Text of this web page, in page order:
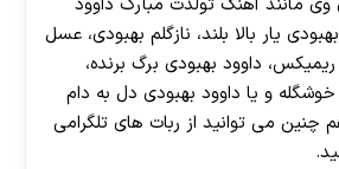
مانند آهنگ تولدت مبارک داوود
یار بالا بلند، نازگلم بهبودی، عسل
داوود بهبودی برگ برنده،
و یا داوود بهبودی دل به دام
چنین می توانید از ربات های تلگرامی